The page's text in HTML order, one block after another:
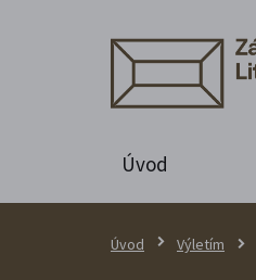
Úvod
Úvod Výletím